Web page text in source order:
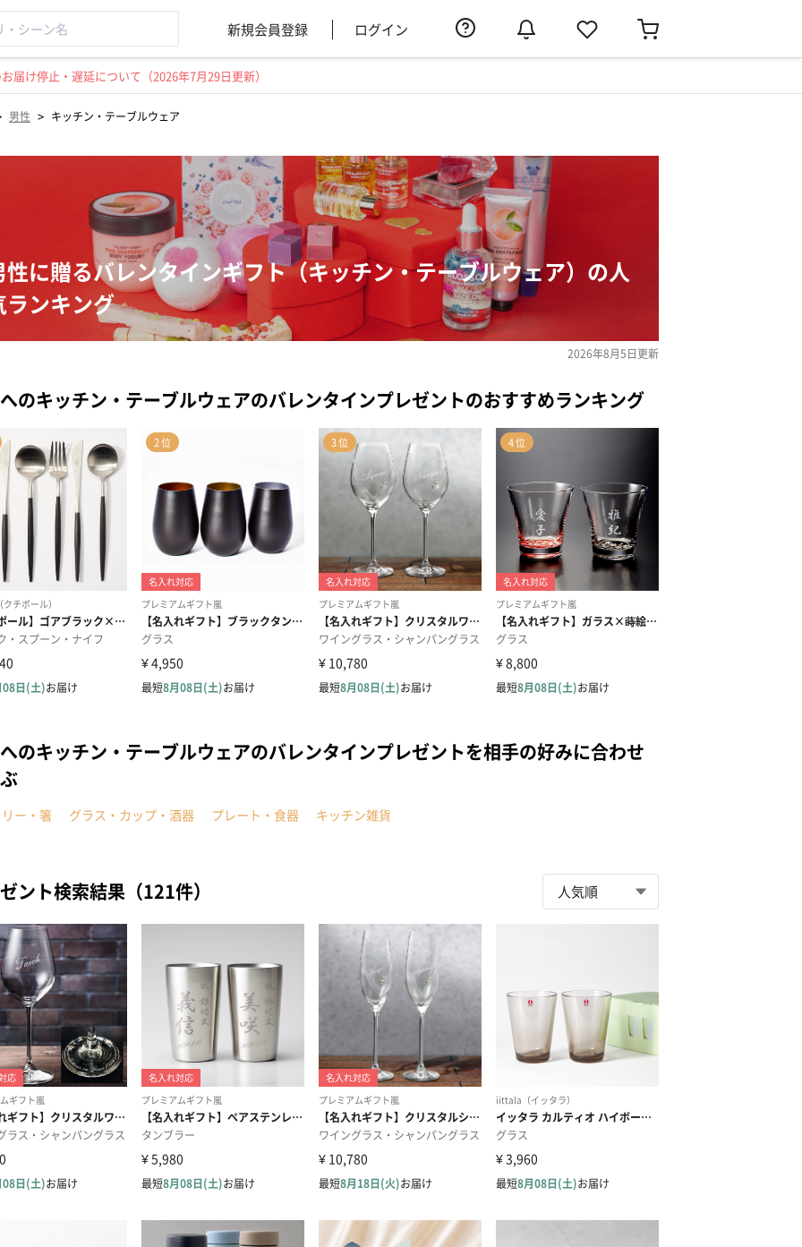
新規会員登録 ログイン
け停止・遅延について（2026年7月29日更新）
男性 > キッチン・テーブルウェア
性に贈るバレンタインギフト（キッチン・テーブルウェア）の人
ランキング
2026年8月5日更新
のキッチン・テーブルウェアのバレンタインプレゼントのおすすめランキング
のキッチン・テーブルウェアのバレンタインプレゼントを相手の好みに合わせ
ー・箸 グラス・カップ・酒器 プレート・食器 キッチン雑貨
ント検索結果（121件）